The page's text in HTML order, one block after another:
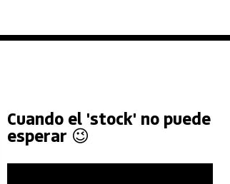
Cuando el 'stock' no puede
esperar 😉